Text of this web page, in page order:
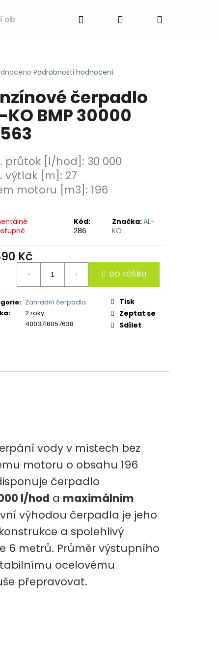
Napište nám
Hledat PřihlášeníNákupní
Podrobnosti hodnocení
čerpadlo
KO BMP 30000
průtok [l/hod] : 30 000
výtlak [m] : 27
motoru [m3] : 196
Kód:
286
Značka:AL-
KO
Kč
DO KOŠÍKU
: Zahradní čerpadla
:
2 roky
4003718057638
Tisk
Zeptat se
Sdílet
vody v místech bez
motoru o obsahu 196
čerpadlo
l/hod a maximálním
výhodou čerpadla je jeho
a spolehlivý
6 metrů. Průměr výstupního
ocelovému
přepravovat.